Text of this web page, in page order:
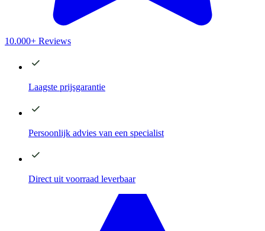
10.000+ Reviews
Laagste prijsgarantie
Persoonlijk advies van een specialist
Direct uit voorraad leverbaar